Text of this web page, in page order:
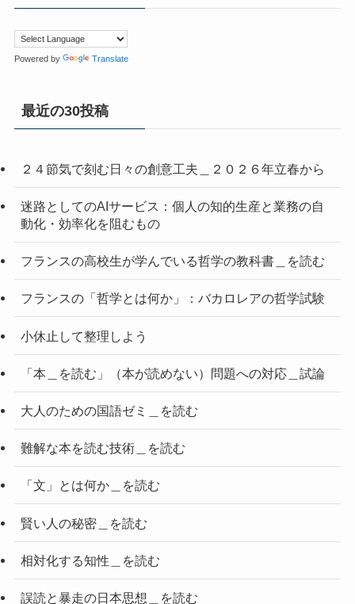
Powered by Translate
最近の30投稿
２４節気で刻む日々の創意工夫＿２０２６年立春から
迷路としてのAIサービス：個人の知的生産と業務の自
動化・効率化を阻むもの
フランスの高校生が学んでいる哲学の教科書＿を読む
フランスの「哲学とは何か」：バカロレアの哲学試験
小休止して整理しよう
「本＿を読む」（本が読めない）問題への対応＿試論
大人のための国語ゼミ＿を読む
難解な本を読む技術＿を読む
「文」とは何か＿を読む
賢い人の秘密＿を読む
相対化する知性＿を読む
誤読と暴走の日本思想＿を読む